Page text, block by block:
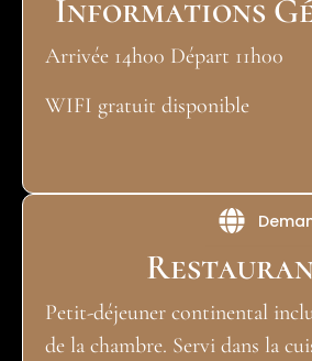
Informations
Arrivée 14h00 Départ 11h00
WIFI gratuit disponible
Petit-déjeuner continental
de la chambre. Servi dans la